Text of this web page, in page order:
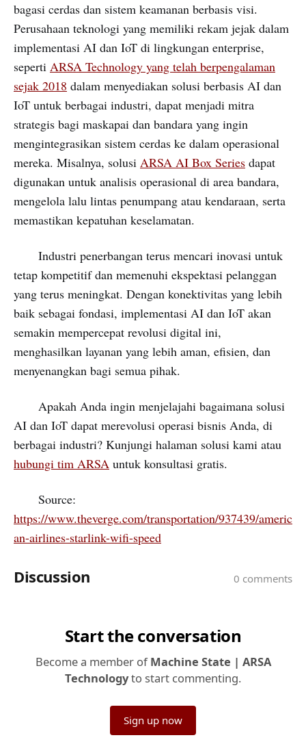
bagasi cerdas dan sistem keamanan berbasis visi.
Perusahaan teknologi yang memiliki rekam jejak dalam
implementasi AI dan IoT di lingkungan enterprise,
seperti ARSA Technology yang telah berpengalaman
sejak 2018 dalam menyediakan solusi berbasis AI dan
IoT untuk berbagai industri, dapat menjadi mitra
strategis bagi maskapai dan bandara yang ingin
mengintegrasikan sistem cerdas ke dalam operasional
mereka. Misalnya, solusi ARSA AI Box Series dapat
digunakan untuk analisis operasional di area bandara,
mengelola lalu lintas penumpang atau kendaraan, serta
memastikan kepatuhan keselamatan.
Industri penerbangan terus mencari inovasi untuk
tetap kompetitif dan memenuhi ekspektasi pelanggan
yang terus meningkat. Dengan konektivitas yang lebih
baik sebagai fondasi, implementasi AI dan IoT akan
semakin mempercepat revolusi digital ini,
menghasilkan layanan yang lebih aman, efisien, dan
menyenangkan bagi semua pihak.
Apakah Anda ingin menjelajahi bagaimana solusi
AI dan IoT dapat merevolusi operasi bisnis Anda, di
berbagai industri? Kunjungi halaman solusi kami atau
hubungi tim ARSA untuk konsultasi gratis.
Source:
https://www.theverge.com/transportation/937439/americ
an-airlines-starlink-wifi-speed